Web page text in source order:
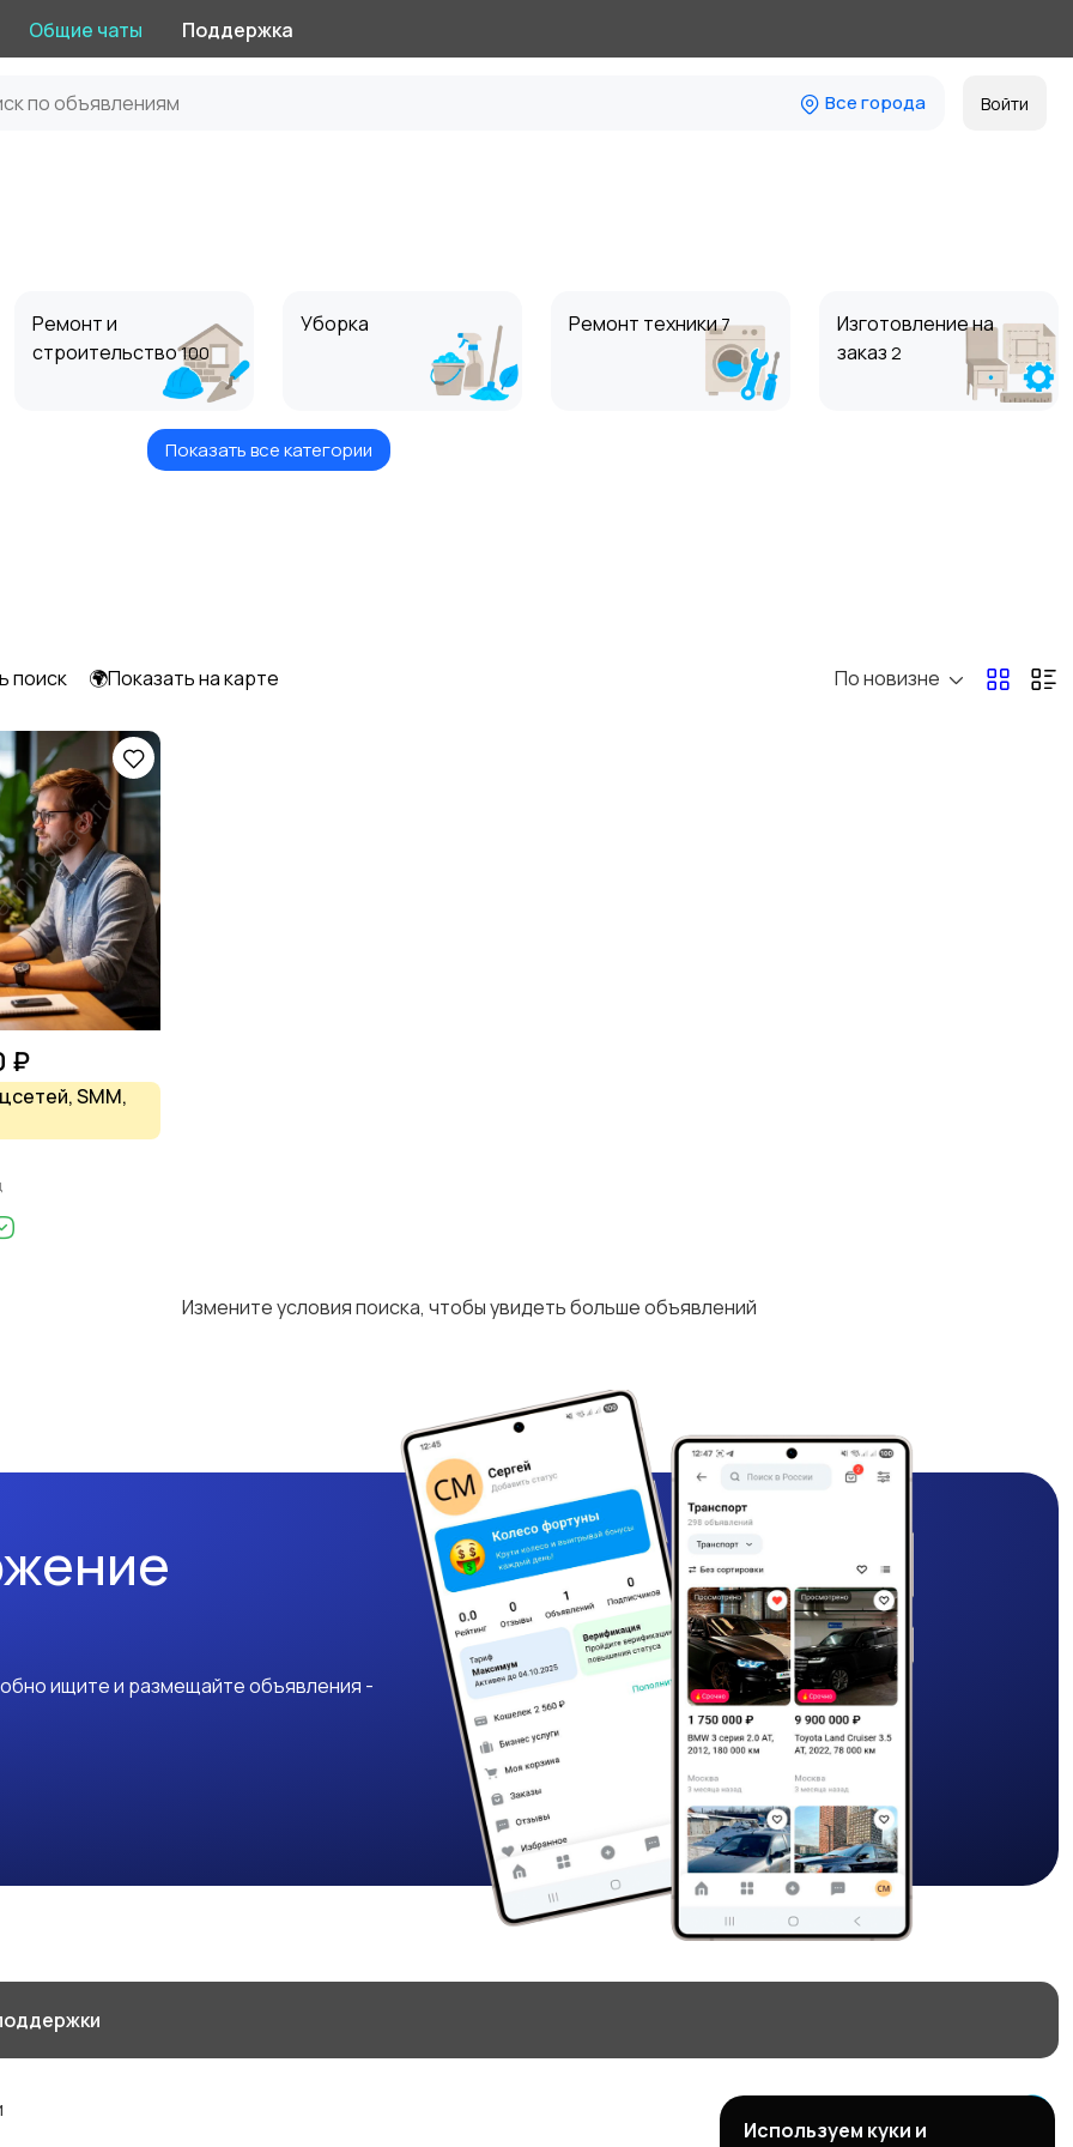
Общие чаты Поддержка
Все города Войти
Ремонт и
строительство100
Уборка Ремонт техники7
Изготовление на
заказ 2
Показать все категории
поиск 🌍Показать на карте По новизне
₽
SMM,
Измените условия поиска, чтобы увидеть больше объявлений
ищите и размещайте объявления -
Используем куки и